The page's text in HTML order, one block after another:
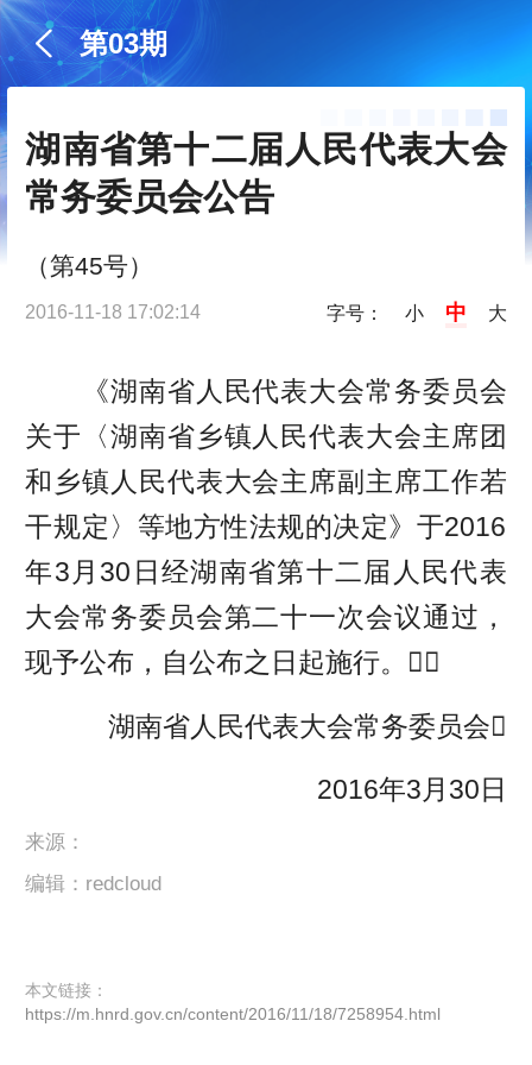
第03期
湖南省第十二届人民代表大会
常务委员会公告
（第45号）
2016-11-18 17:02:14 字号： 小 中 大
《湖南省人民代表大会常务委员会
关于〈湖南省乡镇人民代表大会主席团
和乡镇人民代表大会主席副主席工作若
干规定〉等地方性法规的决定》于2016
年3月30日经湖南省第十二届人民代表
大会常务委员会第二十一次会议通过，
现予公布，自公布之日起施行。
湖南省人民代表大会常务委员会
2016年3月30日
来源：
编辑：redcloud
本文链接：
https://m.hnrd.gov.cn/content/2016/11/18/7258954.html